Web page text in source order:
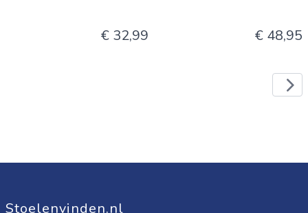
€ 32,99 € 48,95
Stoelenvinden.nl